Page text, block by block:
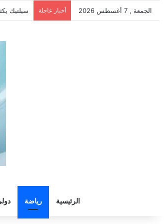
الجمعة , 7 أغسطس 2026 أخبار عاجلة الزمالك
الرئيسية رياضة